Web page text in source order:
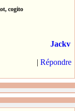
cogito
Jackv
| Répondre